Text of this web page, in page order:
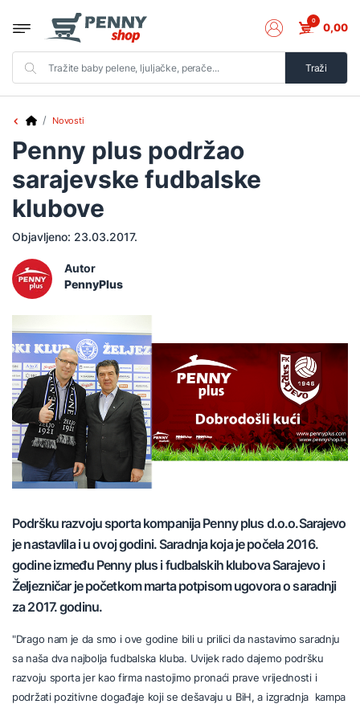
Traži
0 0,00
Novosti
Penny plus podržao
sarajevske fudbalske
klubove
Objavljeno: 23.03.2017.
Autor
PennyPlus
Podršku razvoju sporta kompanija Penny plus d.o.o.Sarajevo
je nastavlila i u ovoj godini. Saradnja koja je počela 2016.
godine između Penny plus i fudbalskih klubova Sarajevo i
Željezničar je početkom marta potpisom ugovora o saradnji
za 2017. godinu.
"Drago nam je da smo i ove godine bili u prilici da nastavimo saradnju
sa naša dva najbolja fudbalska kluba. Uvijek rado dajemo podršku
razvoju sporta jer kao firma nastojimo pronaći prave vrijednosti i
podržati pozitivne događaje koji se dešavaju u BiH, a izgradnja kampa